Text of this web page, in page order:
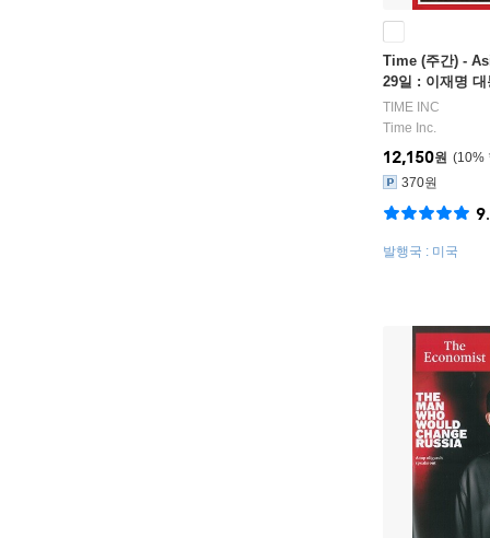
Time (주간) -
29일 : 이재명
일 인터뷰 수록)
TIME INC
Time Inc.
10%
12,150원
370원
발행국 : 미국